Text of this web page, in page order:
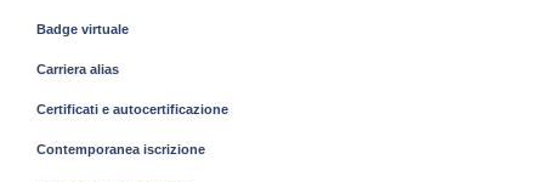
Badge virtuale
Carriera alias
Certificati e autocertificazione
Contemporanea iscrizione